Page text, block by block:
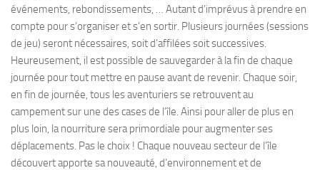
événements, rebondissements, … Autant d’imprévus à prendre en
compte pour s’organiser et s’en sortir. Plusieurs journées (sessions
de jeu) seront nécessaires, soit d’affilées soit successives.
Heureusement, il est possible de sauvegarder à la fin de chaque
journée pour tout mettre en pause avant de revenir. Chaque soir,
en fin de journée, tous les aventuriers se retrouvent au
campement sur une des cases de l’île. Ainsi pour aller de plus en
plus loin, la nourriture sera primordiale pour augmenter ses
déplacements. Pas le choix ! Chaque nouveau secteur de l’île
découvert apporte sa nouveauté, d’environnement et de